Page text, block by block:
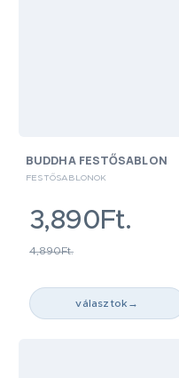
BUDDHA FESTŐSABLON
FESTŐSABLONOK
4,890Ft.
3,890Ft.
választok →